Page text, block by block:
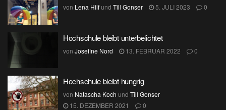
von Lena Hilfund Till Gonser 5. JULI 2023 0
Hochschule bleibt unterbelichtet
von Josefine Nord 13. FEBRUAR 2022 0
Hochschule bleibt hungrig
von Natascha Koch und Till Gonser
15. DEZEMBER 2021
0